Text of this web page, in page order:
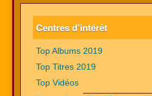
Centres d'intérêt
Top Albums 2019
Top Titres 2019
Top Vidéos